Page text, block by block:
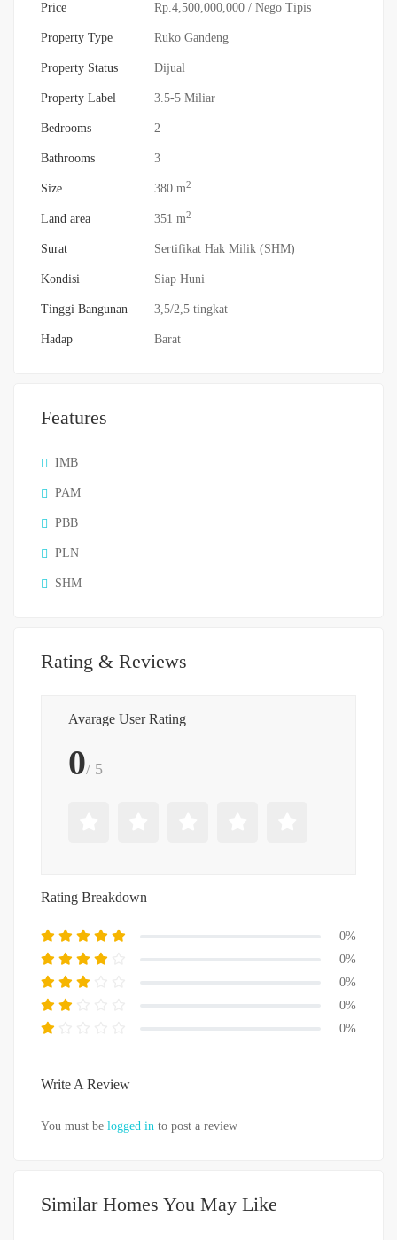
Price Rp.4,500,000,000 / Nego Tipis
Property Type Ruko Gandeng
Property Status Dijual
Property Label 3.5-5 Miliar
Bedrooms 2
Bathrooms 3
Size 380 m2
Land area 351 m2
Surat Sertifikat Hak Milik (SHM)
Kondisi Siap Huni
Tinggi Bangunan 3,5/2,5 tingkat
Hadap Barat
Features
IMB
PAM
PBB
PLN
SHM
Rating & Reviews
Avarage User Rating
0/ 5
Rating Breakdown
0%
0%
0%
0%
0%
Write A Review
You must be logged in to post a review
Similar Homes You May Like